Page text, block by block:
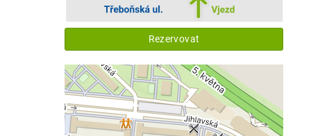
Rezervovat